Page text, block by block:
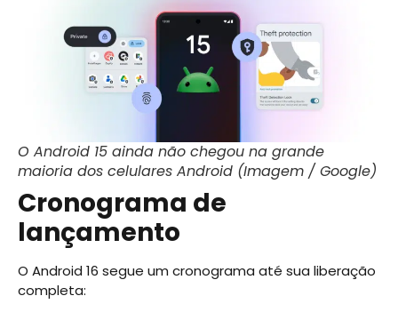
O Android 15 ainda não chegou na grande
maioria dos celulares Android (Imagem / Google)
Cronograma de
lançamento
O Android 16 segue um cronograma até sua liberação
completa: